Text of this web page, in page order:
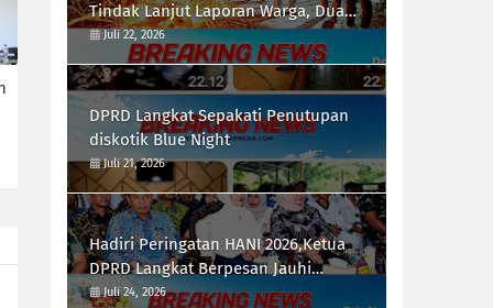
Tindak Lanjut Laporan Warga, Dua
Titik di Duga Lokasi Penyalah
Gunaan Narkoba di Desa Bubun di
Musnahkan
Juli 22, 2026
DPRD Langkat Sepakati Penutupan
diskotik Blue Night
Juli 21, 2026
Hadiri Peringatan HANI 2026,Ketua
DPRD Langkat Berpesan Jauhi
Narkotika
Juli 24, 2026